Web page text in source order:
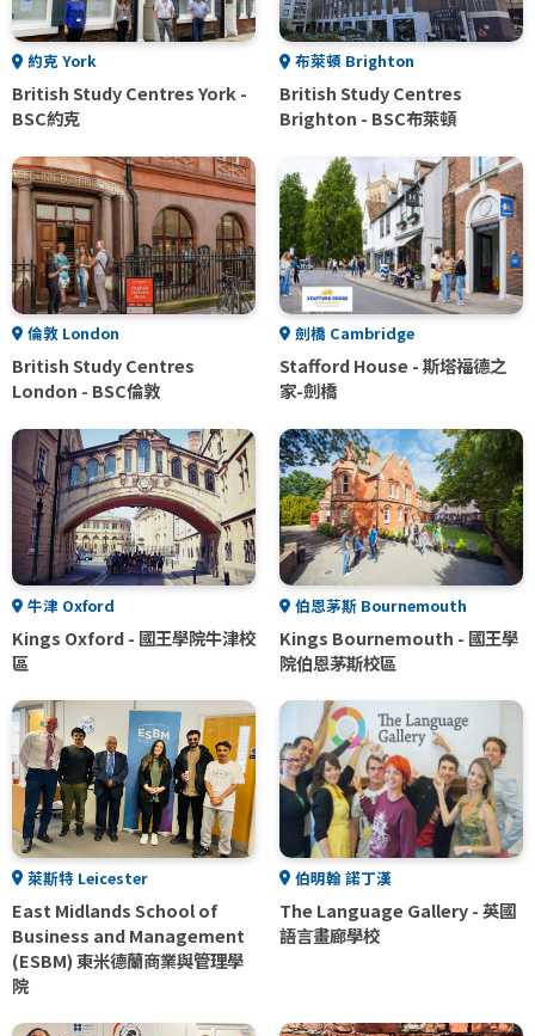
約克 York
British Study Centres York -
BSC約克
布萊頓 Brighton
British Study Centres
Brighton - BSC布萊頓
倫敦 London
British Study Centres
London - BSC倫敦
劍橋 Cambridge
Stafford House - 斯塔福德之
家-劍橋
牛津 Oxford
Kings Oxford - 國王學院牛津校
區
伯恩茅斯 Bournemouth
Kings Bournemouth - 國王學
院伯恩茅斯校區
萊斯特 Leicester
East Midlands School of
Business and Management
(ESBM) 東米德蘭商業與管理學
院
伯明翰 諾丁漢
The Language Gallery - 英國
語言畫廊學校